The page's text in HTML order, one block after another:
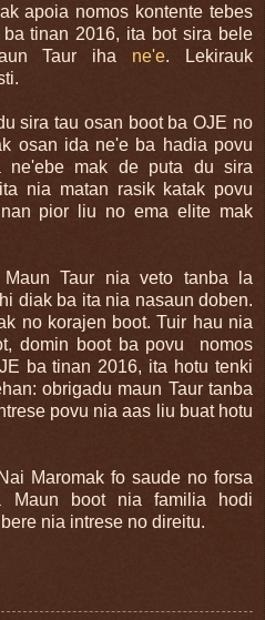
apoia nomos kontente tebes
tinan 2016, ita bot sira bele
Taur iha ne'e. Lekirauk
sira tau osan boot ba OJE no
osan ida ne'e ba hadia povu
ne'ebe mak de puta du sira
nia matan rasik katak povu
pior liu no ema elite mak
Taur nia veto tanba la
diak ba ita nia nasaun doben.
no korajen boot. Tuir hau nia
domin boot ba povu nomos
ba tinan 2016, ita hotu tenki
obrigadu maun Taur tanba
povu nia aas liu buat hotu
Maromak fo saude no forsa
Maun boot nia familia hodi
nia intrese no direitu.